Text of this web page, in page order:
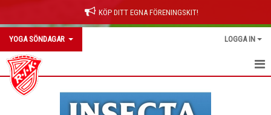
KÖP DITT EGNA FÖRENINGSKIT!
YOGA SÖNDAGAR LOGGA IN
HEM